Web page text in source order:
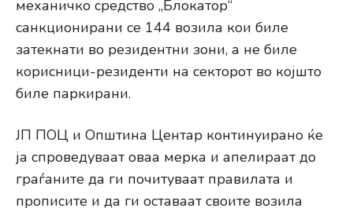
механичко средство „Блокатор“
санкционирани се 144 возила кои биле
затекнати во резидентни зони, а не биле
корисници-резиденти на секторот во којшто
биле паркирани.
ЈП ПОЦ и Општина Центар континуирано ќе
ја спроведуваат оваа мерка и апелираат до
граѓаните да ги почитуваат правилата и
прописите и да ги оставаат своите возила